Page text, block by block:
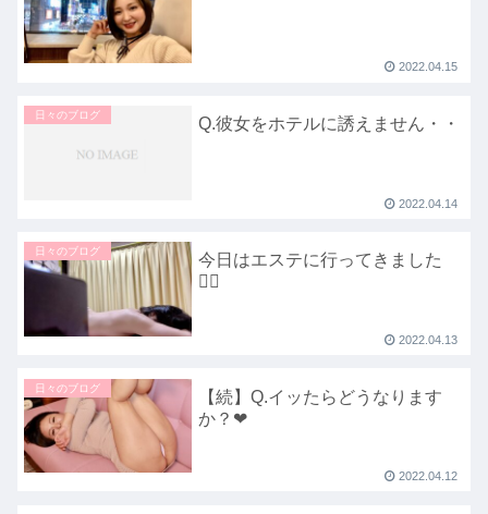
2022.04.15
日々のブログ Q.彼女をホテルに誘えません・・
2022.04.14
日々のブログ
今日はエステに行ってきました
💆‍♀️
2022.04.13
日々のブログ
【続】Q.イッたらどうなります
か？❤
2022.04.12